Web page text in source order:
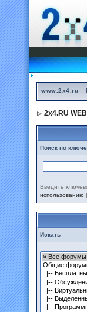
www.2x4.ru
2x4.RU
Поиск по
Введите
использованию ]
Искать